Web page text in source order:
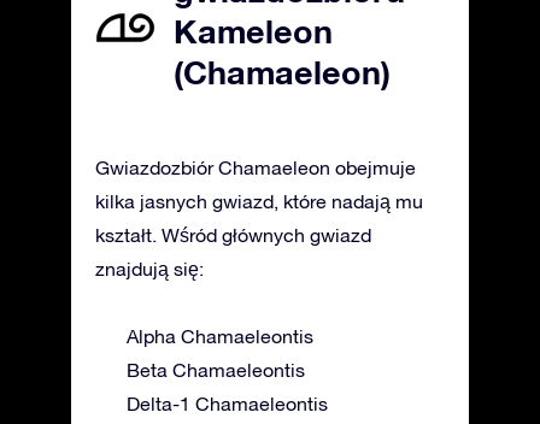
Kameleon
(Chamaeleon)
Gwiazdozbiór Chamaeleon obejmuje
kilka jasnych gwiazd, które nadają mu
kształt. Wśród głównych gwiazd
znajdują się:
Alpha Chamaeleontis
Beta Chamaeleontis
Delta-1 Chamaeleontis